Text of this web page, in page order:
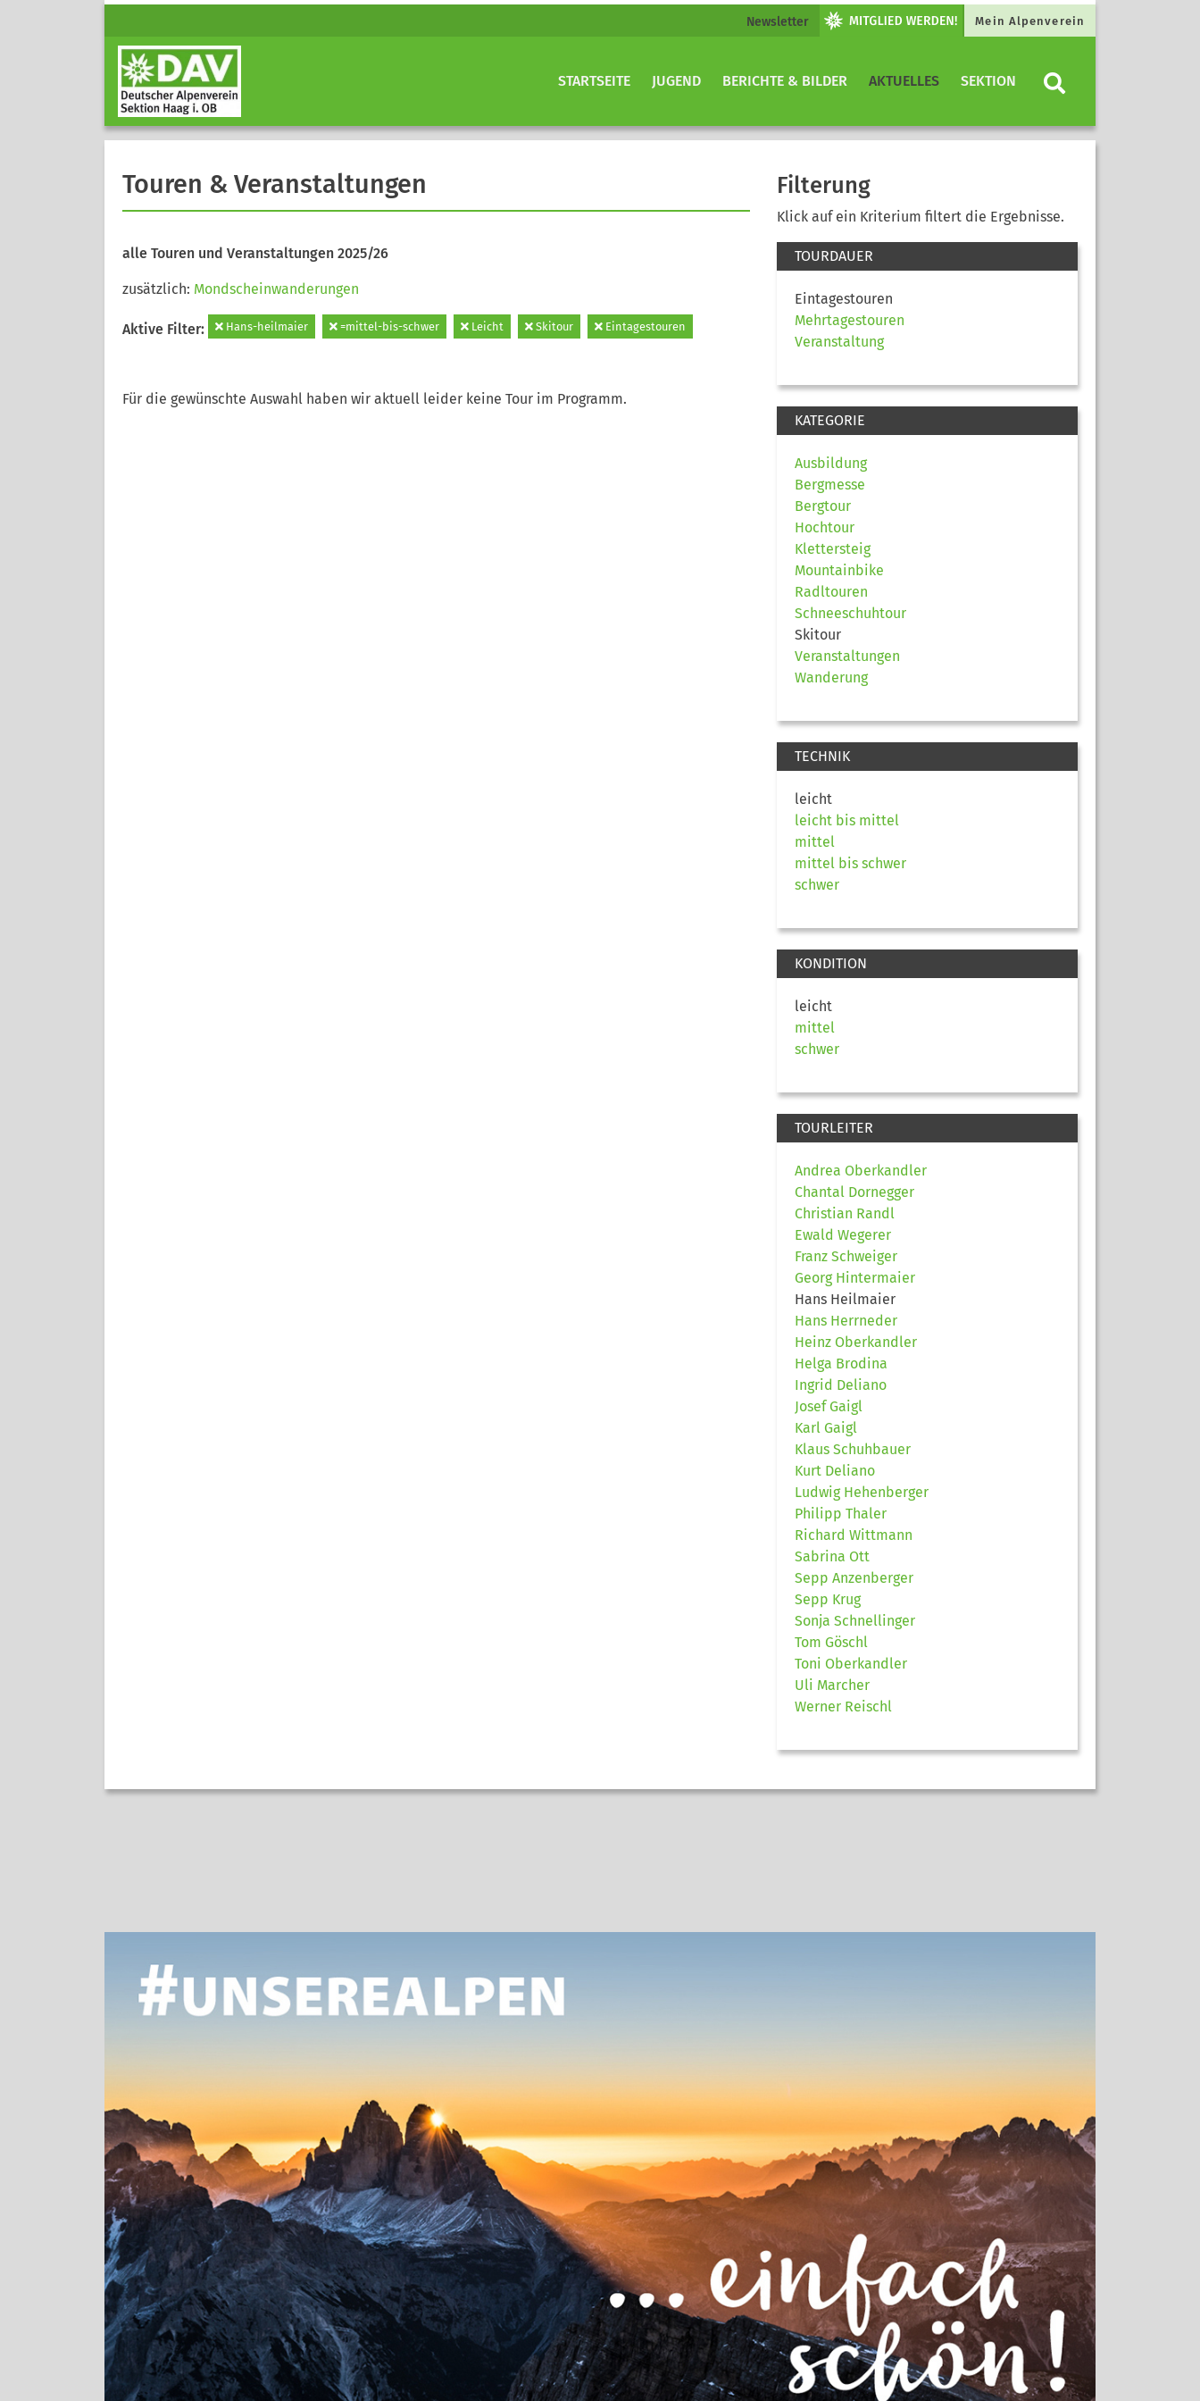
Newsletter Mein Alpenverein
STARTSEITE JUGEND BERICHTE & BILDER AKTUELLES SEKTION
Touren & Veranstaltungen
alle Touren und Veranstaltungen 2025/26
zusätzlich: Mondscheinwanderungen
Aktive Filter: Hans-heilmaier =mittel-bis-schwer Leicht Skitour Eintagestouren
Für die gewünschte Auswahl haben wir aktuell leider keine Tour im Programm.
Filterung
Klick auf ein Kriterium filtert die Ergebnisse.
TOURDAUER
Eintagestouren
Mehrtagestouren
Veranstaltung
KATEGORIE
Ausbildung
Bergmesse
Bergtour
Hochtour
Klettersteig
Mountainbike
Radltouren
Schneeschuhtour
Skitour
Veranstaltungen
Wanderung
TECHNIK
leicht
leicht bis mittel
mittel
mittel bis schwer
schwer
KONDITION
leicht
mittel
schwer
TOURLEITER
Andrea Oberkandler
Chantal Dornegger
Christian Randl
Ewald Wegerer
Franz Schweiger
Georg Hintermaier
Hans Heilmaier
Hans Herrneder
Heinz Oberkandler
Helga Brodina
Ingrid Deliano
Josef Gaigl
Karl Gaigl
Klaus Schuhbauer
Kurt Deliano
Ludwig Hehenberger
Philipp Thaler
Richard Wittmann
Sabrina Ott
Sepp Anzenberger
Sepp Krug
Sonja Schnellinger
Tom Göschl
Toni Oberkandler
Uli Marcher
Werner Reischl